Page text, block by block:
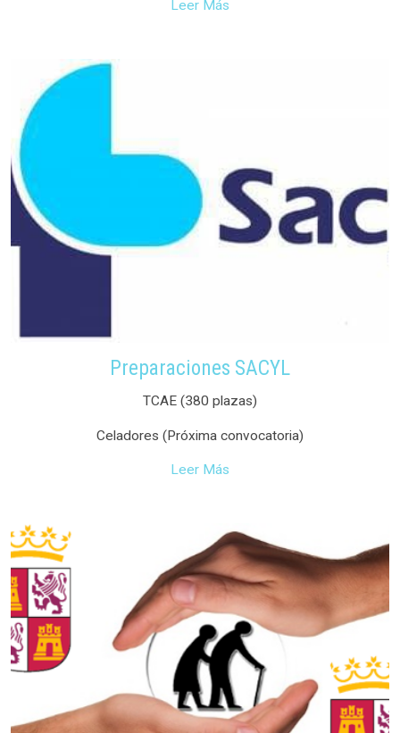
Leer Más
Preparaciones SACYL
TCAE (380 plazas)
Celadores (Próxima convocatoria)
Leer Más